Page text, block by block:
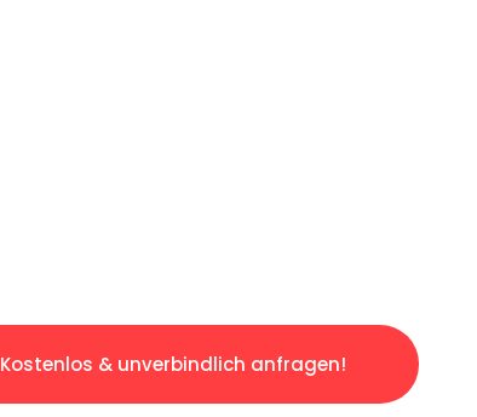
Kostenlos & unverbindlich anfragen!